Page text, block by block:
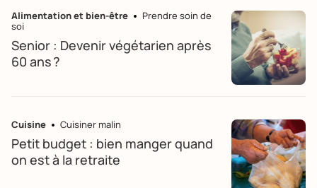
Alimentation et bien-être
Prendre soin de
soi
Senior : Devenir végétarien après
60 ans ?
Cuisine Cuisiner malin
Petit budget : bien manger quand
on est à la retraite